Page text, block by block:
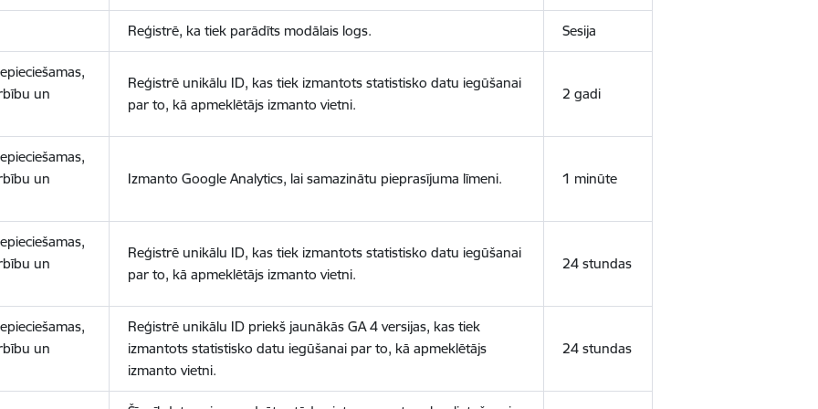
Reģistrē, ka tiek parādīts modālais logs. Sesija
un
Reģistrē unikālu ID, kas tiek izmantots statistisko datu iegūšanai
par to, kā apmeklētājs izmanto vietni.
2 gadi
un
Izmanto Google Analytics, lai samazinātu pieprasījuma līmeni. 1 minūte
un
Reģistrē unikālu ID, kas tiek izmantots statistisko datu iegūšanai
par to, kā apmeklētājs izmanto vietni.
24 stundas
un
Reģistrē unikālu ID priekš jaunākās GA 4 versijas, kas tiek
izmantots statistisko datu iegūšanai par to, kā apmeklētājs
izmanto vietni.
24 stundas